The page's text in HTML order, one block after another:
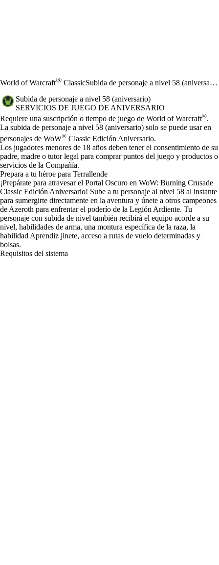
World of Warcraft® Classic
Subida de personaje a nivel 58 (aniversario)
Subida de personaje a nivel 58 (aniversario)
SERVICIOS DE JUEGO DE ANIVERSARIO
Precio
Available actions
Requiere una suscripción o tiempo de juego de World of Warcraft®.
La subida de personaje a nivel 58 (aniversario) solo se puede usar en
personajes de WoW® Classic Edición Aniversario.
Los jugadores menores de 18 años deben tener el consentimiento de su
padre, madre o tutor legal para comprar puntos del juego y productos o
servicios de la Compañía.
Prepara a tu héroe para Terrallende
¡Prepárate para atravesar el Portal Oscuro en WoW: Burning Crusade
Classic Edición Aniversario! Sube a tu personaje al nivel 58 al instante
para sumergirte directamente en la aventura y únete a otros campeones
de Azeroth para enfrentar el poderío de la Legión Ardiente. Tu
personaje con subida de nivel también recibirá el equipo acorde a su
nivel, habilidades de arma, una montura específica de la raza, la
habilidad Aprendiz jinete, acceso a rutas de vuelo determinadas y
bolsas.
Requisitos del sistema